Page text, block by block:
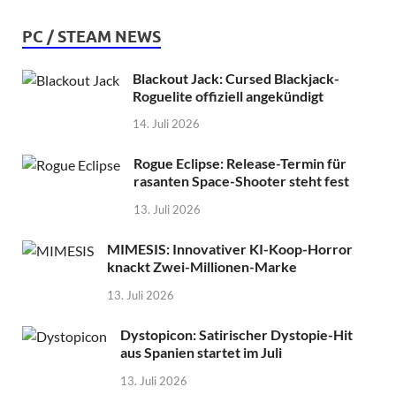
PC / STEAM NEWS
Blackout Jack: Cursed Blackjack-
Roguelite offiziell angekündigt
14. Juli 2026
Rogue Eclipse: Release-Termin für
rasanten Space-Shooter steht fest
13. Juli 2026
MIMESIS: Innovativer KI-Koop-Horror
knackt Zwei-Millionen-Marke
13. Juli 2026
Dystopicon: Satirischer Dystopie-Hit
aus Spanien startet im Juli
13. Juli 2026